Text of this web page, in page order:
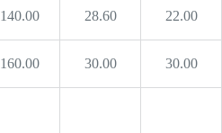
140.00 28.60 22.00
160.00 30.00 30.00